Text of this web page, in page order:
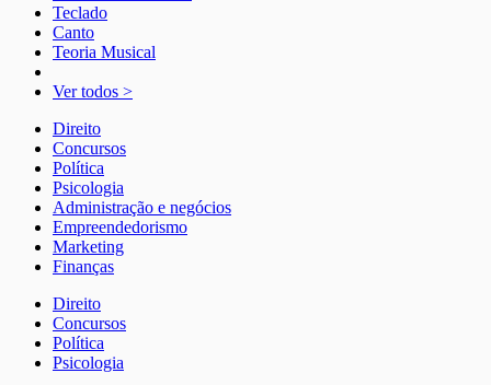
Teclado
Canto
Teoria Musical
Ver todos >
Direito
Concursos
Política
Psicologia
Administração e negócios
Empreendedorismo
Marketing
Finanças
Direito
Concursos
Política
Psicologia